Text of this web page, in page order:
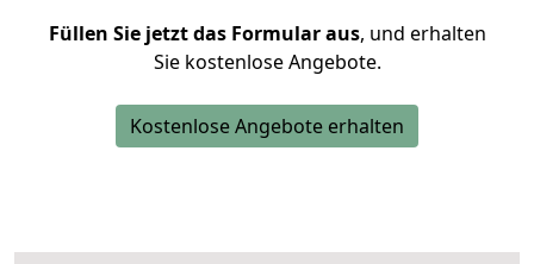
Füllen Sie jetzt das Formular aus, und erhalten
Sie kostenlose Angebote.
Kostenlose Angebote erhalten